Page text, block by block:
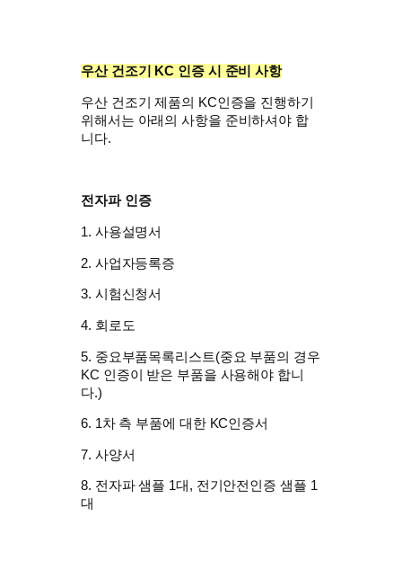
우산 건조기 KC 인증 시 준비 사항
우산 건조기 제품의 KC인증을 진행하기
위해서는 아래의 사항을 준비하셔야 합
니다.
전자파 인증
1. 사용설명서
2. 사업자등록증
3. 시험신청서
4. 회로도
5. 중요부품목록리스트(중요 부품의 경우
KC 인증이 받은 부품을 사용해야 합니
다.)
6. 1차 측 부품에 대한 KC인증서
7. 사양서
8. 전자파 샘플 1대, 전기안전인증 샘플 1
대